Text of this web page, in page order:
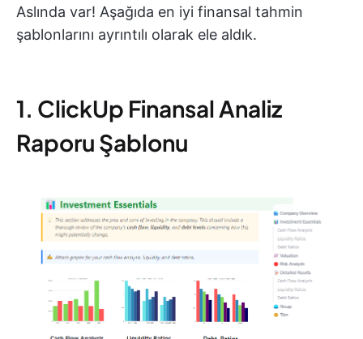
Aslında var! Aşağıda en iyi finansal tahmin
şablonlarını ayrıntılı olarak ele aldık.
1. ClickUp Finansal Analiz
Raporu Şablonu